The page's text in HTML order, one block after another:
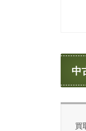
中
買